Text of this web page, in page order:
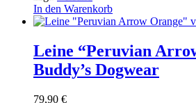
In den Warenkorb
Leine “Peruvian
Buddy’s Dogwear
79,90 €